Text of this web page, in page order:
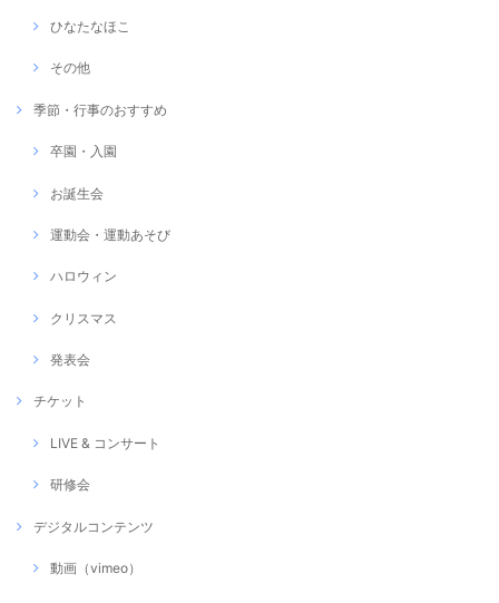
ひなたなほこ
その他
季節・行事のおすすめ
卒園・入園
お誕生会
運動会・運動あそび
ハロウィン
クリスマス
発表会
チケット
LIVE & コンサート
研修会
デジタルコンテンツ
動画（vimeo）